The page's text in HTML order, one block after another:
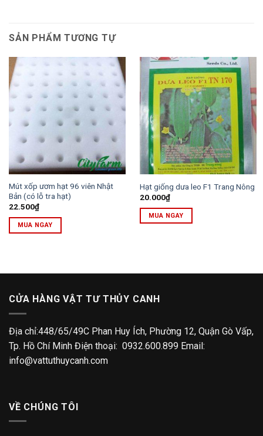
SẢN PHẨM TƯƠNG TỰ
Mút xốp ươm hạt 96 viên Nhật
Bản (có lỗ tra hạt)
22.500₫
MUA NGAY
Hạt giống dưa leo F1 Trang Nông
20.000₫
MUA NGAY
CỬA HÀNG VẬT TƯ THỦY CANH
Địa chỉ:448/65/49C Phan Huy Ích, Phường 12, Quận Gò Vấp,
Tp. Hồ Chí Minh Điện thoại: 0932.600.899 Email:
info@vattuthuycanh.com
VỀ CHÚNG TÔI